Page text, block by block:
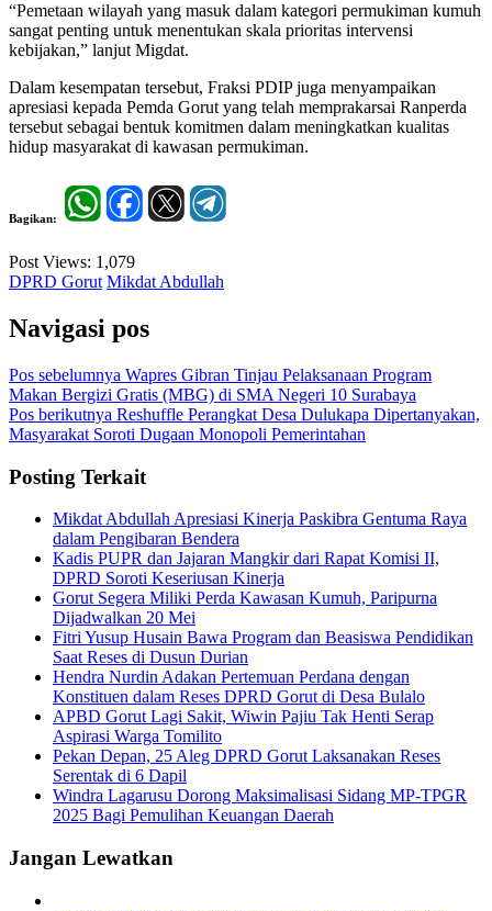
“Pemetaan wilayah yang masuk dalam kategori permukiman kumuh
sangat penting untuk menentukan skala prioritas intervensi
kebijakan,” lanjut Migdat.
Dalam kesempatan tersebut, Fraksi PDIP juga menyampaikan
apresiasi kepada Pemda Gorut yang telah memprakarsai Ranperda
tersebut sebagai bentuk komitmen dalam meningkatkan kualitas
hidup masyarakat di kawasan permukiman.
Bagikan:
Post Views: 1,079
DPRD Gorut Mikdat Abdullah
Navigasi pos
Pos sebelumnya Wapres Gibran Tinjau Pelaksanaan Program
Makan Bergizi Gratis (MBG) di SMA Negeri 10 Surabaya
Pos berikutnya Reshuffle Perangkat Desa Dulukapa Dipertanyakan,
Masyarakat Soroti Dugaan Monopoli Pemerintahan
Posting Terkait
Mikdat Abdullah Apresiasi Kinerja Paskibra Gentuma Raya
dalam Pengibaran Bendera
Kadis PUPR dan Jajaran Mangkir dari Rapat Komisi II,
DPRD Soroti Keseriusan Kinerja
Gorut Segera Miliki Perda Kawasan Kumuh, Paripurna
Dijadwalkan 20 Mei
Fitri Yusup Husain Bawa Program dan Beasiswa Pendidikan
Saat Reses di Dusun Durian
Hendra Nurdin Adakan Pertemuan Perdana dengan
Konstituen dalam Reses DPRD Gorut di Desa Bulalo
APBD Gorut Lagi Sakit, Wiwin Pajiu Tak Henti Serap
Aspirasi Warga Tomilito
Pekan Depan, 25 Aleg DPRD Gorut Laksanakan Reses
Serentak di 6 Dapil
Windra Lagarusu Dorong Maksimalisasi Sidang MP-TPGR
2025 Bagi Pemulihan Keuangan Daerah
Jangan Lewatkan